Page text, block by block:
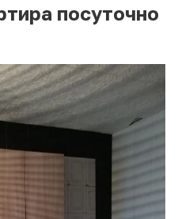
посуточно